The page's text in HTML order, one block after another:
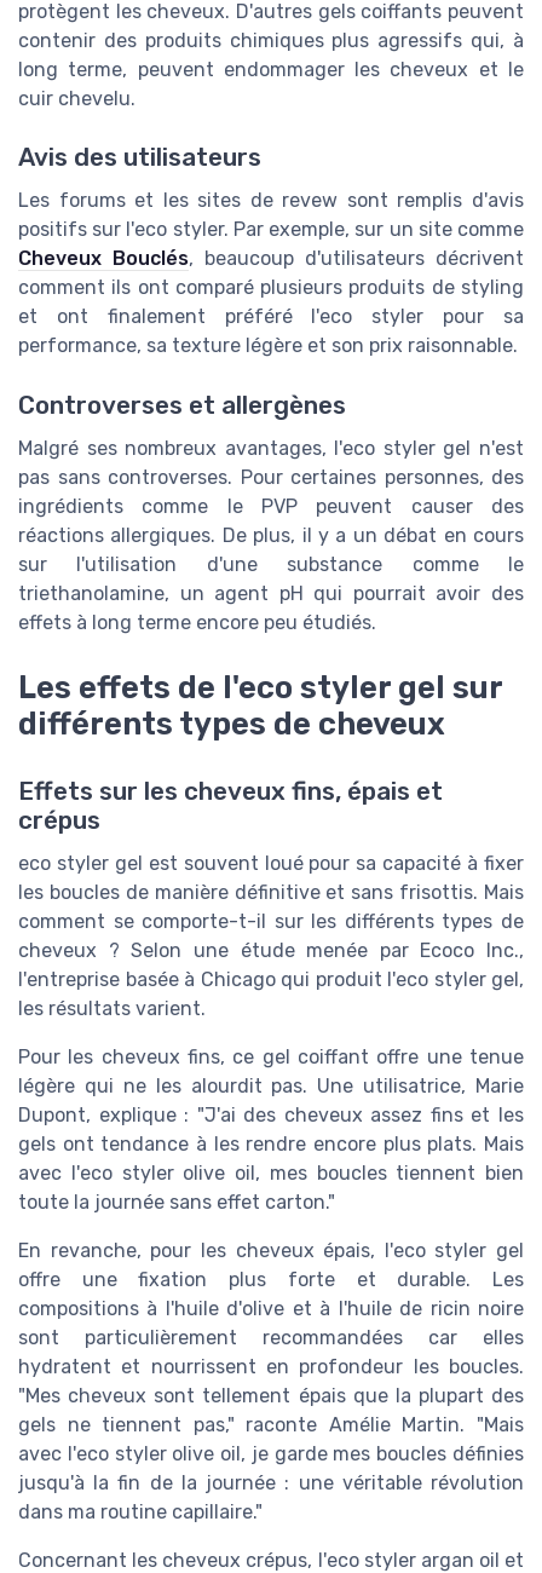
protègent les cheveux. D'autres gels coiffants peuvent
contenir des produits chimiques plus agressifs qui, à
long terme, peuvent endommager les cheveux et le
cuir chevelu.
Avis des utilisateurs
Les forums et les sites de revew sont remplis d'avis
positifs sur l'eco styler. Par exemple, sur un site comme
Cheveux Bouclés, beaucoup d'utilisateurs décrivent
comment ils ont comparé plusieurs produits de styling
et ont finalement préféré l'eco styler pour sa
performance, sa texture légère et son prix raisonnable.
Controverses et allergènes
Malgré ses nombreux avantages, l'eco styler gel n'est
pas sans controverses. Pour certaines personnes, des
ingrédients comme le PVP peuvent causer des
réactions allergiques. De plus, il y a un débat en cours
sur l'utilisation d'une substance comme le
triethanolamine, un agent pH qui pourrait avoir des
effets à long terme encore peu étudiés.
Les effets de l'eco styler gel sur
différents types de cheveux
Effets sur les cheveux fins, épais et
crépus
eco styler gel est souvent loué pour sa capacité à fixer
les boucles de manière définitive et sans frisottis. Mais
comment se comporte-t-il sur les différents types de
cheveux ? Selon une étude menée par Ecoco Inc.,
l'entreprise basée à Chicago qui produit l'eco styler gel,
les résultats varient.
Pour les cheveux fins, ce gel coiffant offre une tenue
légère qui ne les alourdit pas. Une utilisatrice, Marie
Dupont, explique : "J'ai des cheveux assez fins et les
gels ont tendance à les rendre encore plus plats. Mais
avec l'eco styler olive oil, mes boucles tiennent bien
toute la journée sans effet carton."
En revanche, pour les cheveux épais, l'eco styler gel
offre une fixation plus forte et durable. Les
compositions à l'huile d'olive et à l'huile de ricin noire
sont particulièrement recommandées car elles
hydratent et nourrissent en profondeur les boucles.
"Mes cheveux sont tellement épais que la plupart des
gels ne tiennent pas," raconte Amélie Martin. "Mais
avec l'eco styler olive oil, je garde mes boucles définies
jusqu'à la fin de la journée : une véritable révolution
dans ma routine capillaire."
Concernant les cheveux crépus, l'eco styler argan oil et